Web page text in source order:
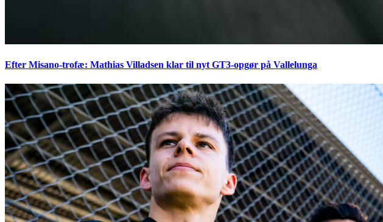
Efter Misano-trofæ: Mathias Villadsen klar til nyt GT3-opgør på Vallelunga